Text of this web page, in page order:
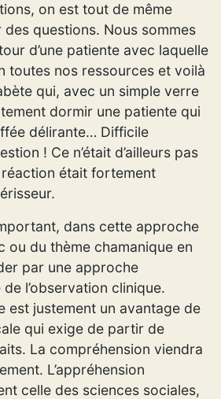
on est tout de même
questions. Nous sommes
d’une patiente avec laquelle
toutes nos ressources et voilà
qui, avec un simple verre
dormir une patiente qui
délirante… Difficile
! Ce n’était d’ailleurs pas
était fortement
dans cette approche
ou du thème chamanique en
par une approche
l’observation clinique.
est justement un avantage de
qui exige de partir de
La compréhension viendra
L’appréhension
celle des sciences sociales,